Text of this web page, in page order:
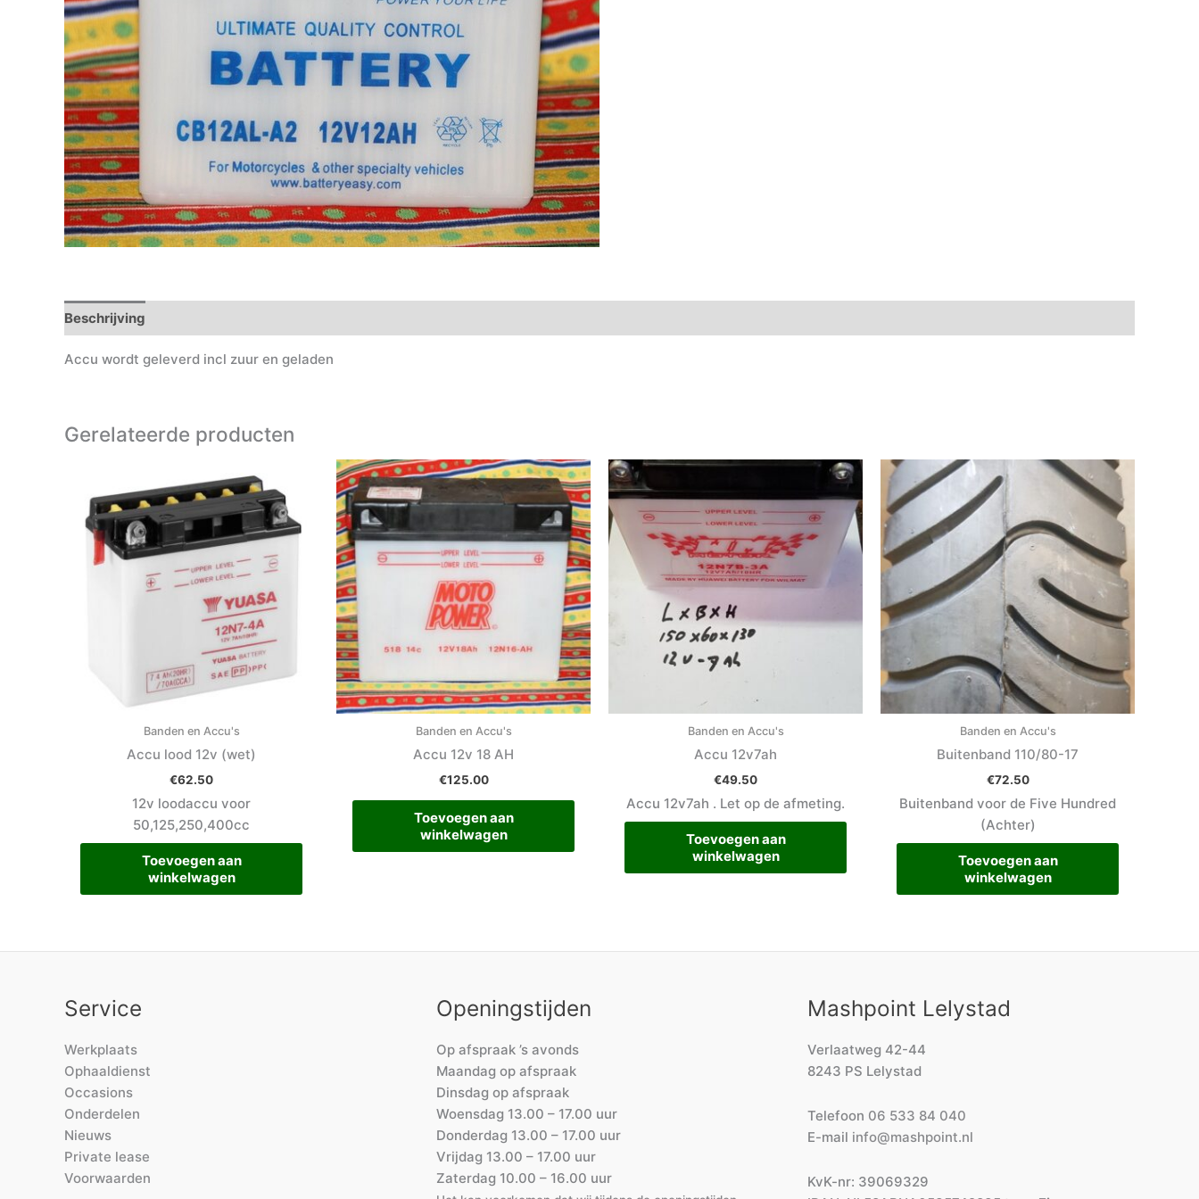
Beschrijving
Accu wordt geleverd incl zuur en geladen
Gerelateerde producten
Banden en Accu's
Accu lood 12v (wet)
€62.50
12v loodaccu voor
50,125,250,400cc
Toevoegen aan
winkelwagen
Banden en Accu's
Accu 12v 18 AH
€125.00
Toevoegen aan
winkelwagen
Banden en Accu's
Accu 12v7ah
€49.50
Accu 12v7ah . Let op de afmeting.
Toevoegen aan
winkelwagen
Banden en Accu's
Buitenband 110/80-17
€72.50
Buitenband voor de Five Hundred
(Achter)
Toevoegen aan
winkelwagen
Service
Werkplaats
Ophaaldienst
Occasions
Onderdelen
Nieuws
Private lease
Voorwaarden
Openingstijden
Op afspraak ’s avonds
Maandag op afspraak
Dinsdag op afspraak
Woensdag 13.00 – 17.00 uur
Donderdag 13.00 – 17.00 uur
Vrijdag 13.00 – 17.00 uur
Zaterdag 10.00 – 16.00 uur
Mashpoint Lelystad
Verlaatweg 42-44
8243 PS Lelystad
Telefoon 06 533 84 040
E-mail info@mashpoint.nl
KvK-nr: 39069329